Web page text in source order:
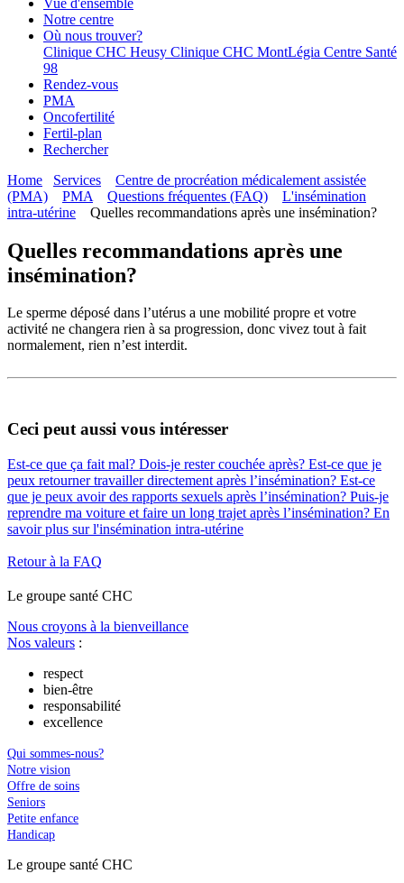
Notre centre
Où nous trouver?
Clinique CHC Heusy Clinique CHC MontLégia Centre Santé
98
Rendez-vous
PMA
Oncofertilité
Fertil-plan
Rechercher
Home
Services
Centre de procréation médicalement assistée
(PMA)
PMA Questions fréquentes (FAQ)
L'insémination
intra-utérine
Quelles recommandations après une insémination?
Quelles recommandations après une
insémination?
Le sperme déposé dans l’utérus a une mobilité propre et votre
activité ne changera rien à sa progression, donc vivez tout à fait
normalement, rien n’est interdit.
Ceci peut aussi vous intéresser
Est-ce que ça fait mal? Dois-je rester couchée après? Est-ce que je
peux retourner travailler directement après l’insémination? Est-ce
que je peux avoir des rapports sexuels après l’insémination? Puis-je
reprendre ma voiture et faire un long trajet après l’insémination? En
savoir plus sur l'insémination intra-utérine
Retour à la FAQ
Le groupe santé CHC
Nous croyons à la bienveillance
Nos valeurs :
respect
bien-être
responsabilité
excellence
Qui sommes-nous?
Notre vision
Offre de soins
Seniors
Petite enfance
Handicap
Le groupe santé CHC